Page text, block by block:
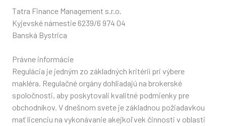
Tatra Finance Management s.r.o.
Kyjevské námestie 6239/6 974 04
Banská Bystrica
Právne informácie
Regulácia je jedným zo základných kritérií pri výbere
makléra. Regulačné orgány dohliadajú na brokerské
spoločnosti, aby poskytovali kvalitné podmienky pre
obchodníkov. V dnešnom svete je základnou požiadavkou
mať licenciu na vykonávanie akejkoľvek činnosti v oblasti